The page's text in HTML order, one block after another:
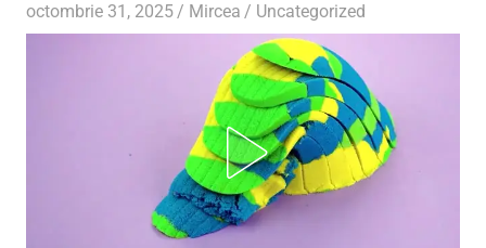
octombrie 31, 2025 Mircea Uncategorized